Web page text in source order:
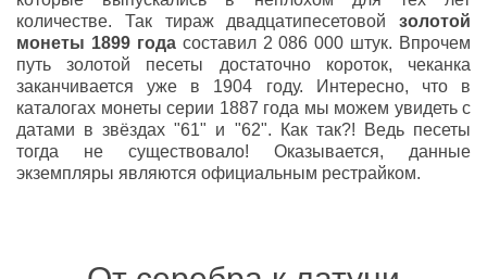
количестве. Так тираж двадцатипесетовой золотой
монеты 1899 годасоставил 2 086 000 штук. Впрочем
путь золотой песеты достаточно короток, чеканка
заканчивается уже в 1904 году. Интересно, что в
каталогах монеты серии 1887 года мы можем увидеть с
датами в звёздах "61" и "62". Как так?! Ведь песеты
тогда не существовало! Оказывается, данные
экземпляры являются официальным рестрайком.